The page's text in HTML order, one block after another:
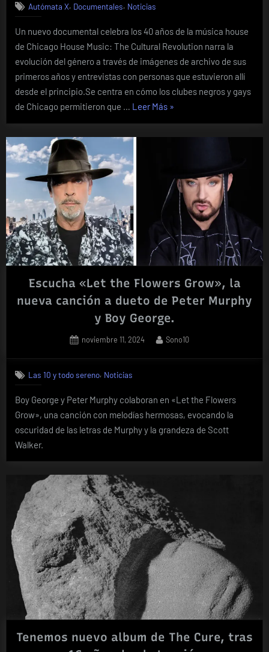
Autómata X, Documentales, Noticias
Un nuevo documental celebra los 40 años de la música house
de Chicago House Music: The Cultural Revolution narra la
evolución del género a través de imágenes de archivo de sus
primeros años y entrevistas con personas que estuvieron allí
desde el principio.Se centra en cómo los clubes negros y gays
de Chicago permitieron que … Leer Más«El
cumple
tiene
un
nuevo
video
para
celebrarlo»
»
Escucha «Let the Flowers Grow», la
nueva canción a dueto de Peter Murphy
y Boy George.
Posted
noviembre 11, 2024 By
Sono10
Las 10 y todo sereno, Noticias
Boy George y Peter Murphy colaboran en «Let the Flowers
Grow», una canción con melodías hermosas, evocando la
oscuridad de las letras de Murphy y la grandeza de Scott
Walker.
Tenemos nuevo album de The Cure, tras